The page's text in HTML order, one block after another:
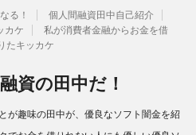
る！
個人間融資田中自己紹介
カケ
私が消費者金融からお金を借
たキッカケ
資の田中だ！
が趣味の田中が、優良なソフト闇金を紹